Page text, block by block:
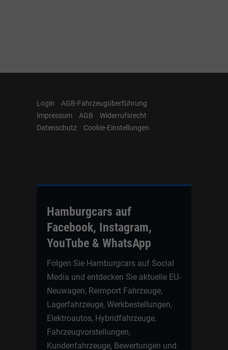
Login
AGB-Fahrzeugüberführung
Impressum
AGB
Widerrufsrecht
Datenschutz
Cookie-Einstellungen
Hamburgcars auf
Facebook, Instagram,
YouTube & WhatsApp
Folgen Sie Hamburgcars auf Social
Media und entdecken Sie aktuelle EU-
Neuwagen, Reimport Fahrzeuge,
Lagerfahrzeuge, Werkbestellungen,
Elektroautos, Hybridfahrzeuge,
Fahrzeugvorstellungen,
Kundenfahrzeuge, Bewertungen und